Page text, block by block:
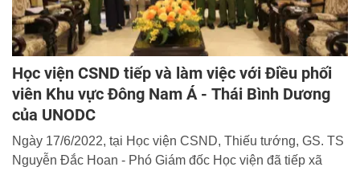
Học viện CSND tiếp và làm việc với Điều phối
viên Khu vực Đông Nam Á - Thái Bình Dương
của UNODC
Ngày 17/6/2022, tại Học viện CSND, Thiếu tướng, GS. TS
Nguyễn Đắc Hoan - Phó Giám đốc Học viện đã tiếp xã